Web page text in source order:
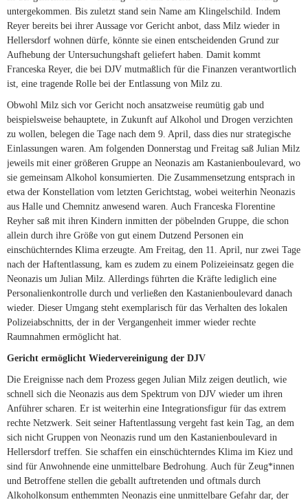
untergekommen. Bis zuletzt stand sein Name am Klingelschild. Indem
Reyer bereits bei ihrer Aussage vor Gericht anbot, dass Milz wieder in
Hellersdorf wohnen dürfe, könnte sie einen entscheidenden Grund zur
Aufhebung der Untersuchungshaft geliefert haben. Damit kommt
Franceska Reyer, die bei DJV mutmaßlich für die Finanzen verantwortlich
ist, eine tragende Rolle bei der Entlassung von Milz zu.
Obwohl Milz sich vor Gericht noch ansatzweise reumütig gab und
beispielsweise behauptete, in Zukunft auf Alkohol und Drogen verzichten
zu wollen, belegen die Tage nach dem 9. April, dass dies nur strategische
Einlassungen waren. Am folgenden Donnerstag und Freitag saß Julian Milz
jeweils mit einer größeren Gruppe an Neonazis am Kastanienboulevard, wo
sie gemeinsam Alkohol konsumierten. Die Zusammensetzung entsprach in
etwa der Konstellation vom letzten Gerichtstag, wobei weiterhin Neonazis
aus Halle und Chemnitz anwesend waren. Auch Franceska Florentine
Reyher saß mit ihren Kindern inmitten der pöbelnden Gruppe, die schon
allein durch ihre Größe von gut einem Dutzend Personen ein
einschüchterndes Klima erzeugte. Am Freitag, den 11. April, nur zwei Tage
nach der Haftentlassung, kam es zudem zu einem Polizeieinsatz gegen die
Neonazis um Julian Milz. Allerdings führten die Kräfte lediglich eine
Personalienkontrolle durch und verließen den Kastanienboulevard danach
wieder. Dieser Umgang steht exemplarisch für das Verhalten des lokalen
Polizeiabschnitts, der in der Vergangenheit immer wieder rechte
Raumnahmen ermöglicht hat.
Gericht ermöglicht Wiedervereinigung der DJV
Die Ereignisse nach dem Prozess gegen Julian Milz zeigen deutlich, wie
schnell sich die Neonazis aus dem Spektrum von DJV wieder um ihren
Anführer scharen. Er ist weiterhin eine Integrationsfigur für das extrem
rechte Netzwerk. Seit seiner Haftentlassung vergeht fast kein Tag, an dem
sich nicht Gruppen von Neonazis rund um den Kastanienboulevard in
Hellersdorf treffen. Sie schaffen ein einschüchterndes Klima im Kiez und
sind für Anwohnende eine unmittelbare Bedrohung. Auch für Zeug*innen
und Betroffene stellen die geballt auftretenden und oftmals durch
Alkoholkonsum enthemmten Neonazis eine unmittelbare Gefahr dar, der